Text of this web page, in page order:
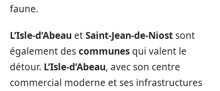
faune.
L’Isle-d’Abeau etSaint-Jean-de-Niost sont
également descommunes qui valent le
détour. L’Isle-d’Abeau, avec son centre
commercial moderne et ses infrastructures